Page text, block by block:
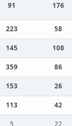
91 176
223
58
145
108
359
86
153
26
113
42
5
22